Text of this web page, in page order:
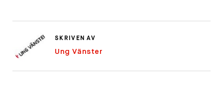
SKRIVEN AV
Ung Vänster